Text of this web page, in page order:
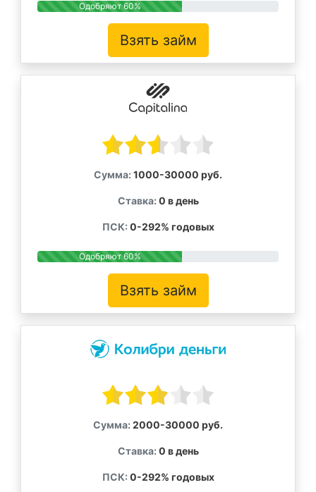
Одобряют 60%
Взять займ
Сумма: 1000-30000 руб.
Ставка: 0 в день
ПСК: 0-292% годовых
Одобряют 60%
Взять займ
Сумма: 2000-30000 руб.
Ставка: 0 в день
ПСК: 0-292% годовых